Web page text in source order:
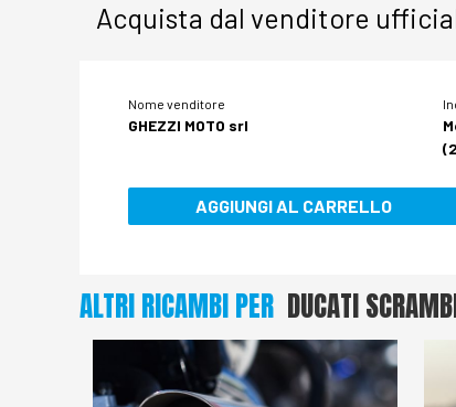
Acquista dal venditore
Nome venditore
GHEZZI MOTO srl
AGGIUNGI AL CARRELLO
ALTRI RICAMBI PER DUCATI